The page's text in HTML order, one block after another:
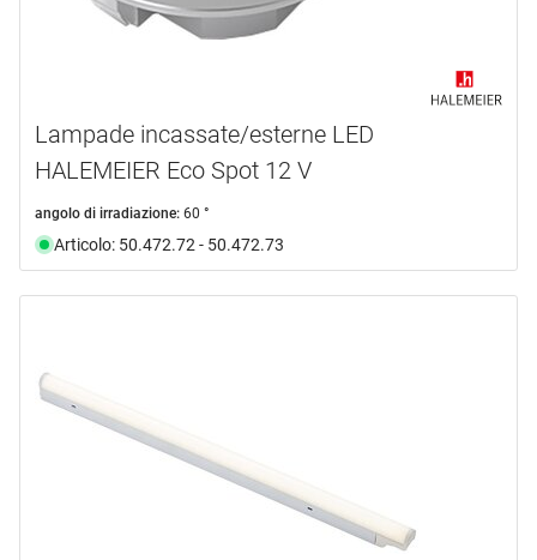
Lampade incassate/esterne LED
HALEMEIER Eco Spot 12 V
angolo di irradiazione: 60 °
Articolo: 50.472.72 - 50.472.73